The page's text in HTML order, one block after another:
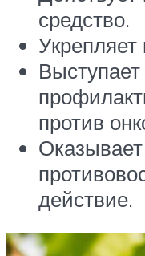
средство.
против
Оказывает
действие.